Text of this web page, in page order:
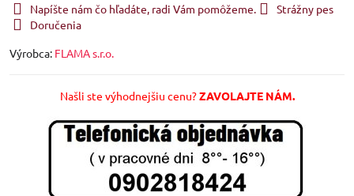
Napíšte nám čo hľadáte, radi Vám pomôžeme.
Strážny pes
Doručenia
Výrobca: FLAMA s.r.o.
Našli ste výhodnejšiu cenu?ZAVOLAJTE NÁM.